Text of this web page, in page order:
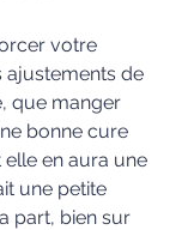
votre
ajustements de
que manger
bonne cure
en aura une
une petite
part, bien sur